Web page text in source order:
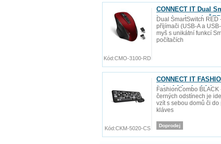
CONNECT IT Dual
baterie zdarma),
Dual SmartSwitch
příjímači (USB-A a
myš s unikátní funkcí
počítačích
Kód:CMO-3100-RD
CONNECT IT
(+1x AAA +1x AA
FashionCombo
černých odstínech je
vzít s sebou domů či
kláves
Doprodej
Kód:CKM-5020-CS